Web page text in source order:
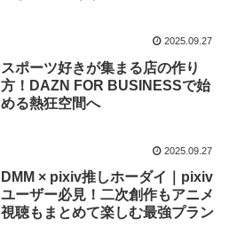
2025.09.27
スポーツ好きが集まる店の作り
方！DAZN FOR BUSINESSで始
める熱狂空間へ
2025.09.27
DMM × pixiv推しホーダイ｜pixiv
ユーザー必見！二次創作もアニメ
視聴もまとめて楽しむ最強プラン